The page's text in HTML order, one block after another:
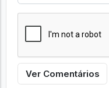
Ver Comentários